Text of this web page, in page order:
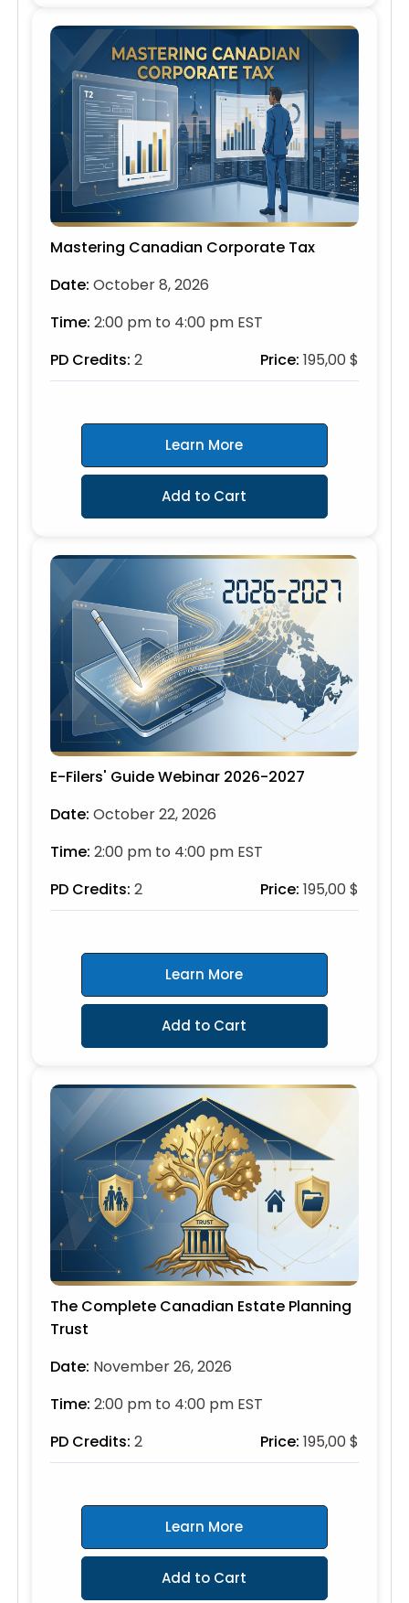
Mastering Canadian Corporate Tax
Date: October 8, 2026
Time: 2:00 pm to 4:00 pm EST
PD Credits: 2 Price: 195,00 $
Learn More
Add to Cart
E-Filers' Guide Webinar 2026-2027
Date: October 22, 2026
Time: 2:00 pm to 4:00 pm EST
PD Credits: 2 Price: 195,00 $
Learn More
Add to Cart
The Complete Canadian Estate Planning
Trust
Date: November 26, 2026
Time: 2:00 pm to 4:00 pm EST
PD Credits: 2 Price: 195,00 $
Learn More
Add to Cart